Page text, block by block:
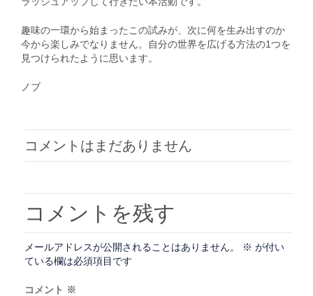
趣味の一環から始まったこの試みが、次に何を生み出すのか
今から楽しみでなりません。自分の世界を広げる方法の1つを
見つけられたように思います。
ノブ
コメントはまだありません
コメントを残す
メールアドレスが公開されることはありません。 ※ が付い
ている欄は必須項目です
コメント ※